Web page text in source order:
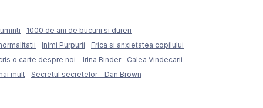
1000 de ani de bucurii si dureri
Inimi Purpurii
Frica si anxietatea copilului
o carte despre noi - Irina Binder
Calea Vindecarii
mult
Secretul secretelor - Dan Brown